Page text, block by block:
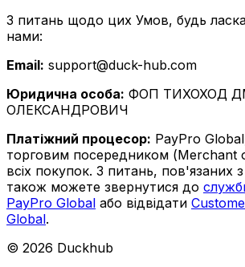
З питань щодо цих Умов, будь
нами:
Email: support@duck-hub.com
Юридична особа: ФОП ТИХОХОД
ОЛЕКСАНДРОВИЧ
Платіжний процесор: PayPro
торговим посередником (Merchant
всіх покупок. З питань, пов'язаних
також можете звернутися до
PayPro Global або відвідати
Global.
© 2026 Duckhub